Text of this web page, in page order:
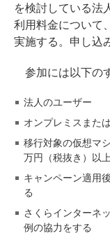
を検討している法
利用料金について
実施する。申し込
参加には以下の
法人のユーザー
オンプレミスまた
移行対象の仮想マ
万円（税抜き）以上
キャンペーン適用
る
さくらインターネ
例の協力をする